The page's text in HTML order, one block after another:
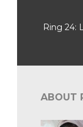
Ring 24:
ABOUT